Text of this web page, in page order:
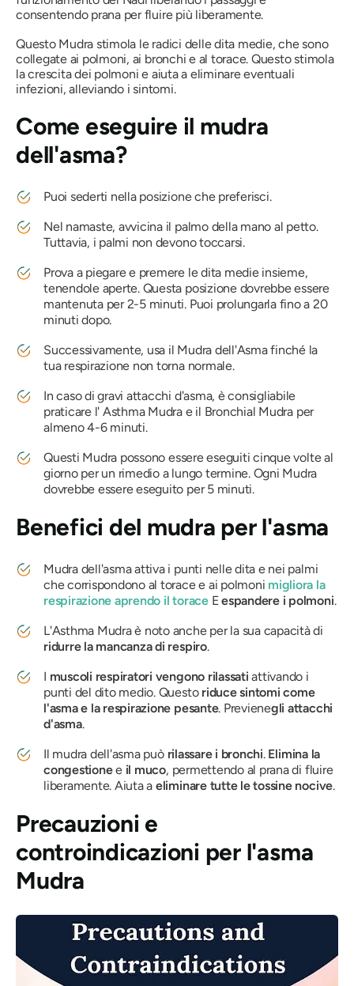
consentendo pranaper fluire più liberamente.
Questo Mudra stimola le radici delle dita medie, che sono
collegate ai polmoni, ai bronchi e al torace. Questo stimola
la crescita dei polmoni e aiuta a eliminare eventuali
infezioni, alleviando i sintomi.
Come eseguire il mudra
dell'asma?
Puoi sederti nella posizione che preferisci.
Nel namaste, avvicina il palmo della mano al petto.
Tuttavia, i palmi non devono toccarsi.
Prova a piegare e premere le dita medie insieme,
tenendole aperte. Questa posizione dovrebbe essere
mantenuta per 2-5 minuti. Puoi prolungarla fino a 20
minuti dopo.
Successivamente, usa il Mudra dell'Asmafinché la
tua respirazione non torna normale.
In caso di gravi attacchi d'asma, è consigliabile
praticare l' Asthma Mudra e il Bronchial Mudra per
almeno 4-6 minuti.
Questi Mudra possono essere eseguiti cinque volte al
giorno per un rimedio a lungo termine. Ogni Mudra
dovrebbe essere eseguito per 5 minuti.
Benefici del mudra per l'asma
Mudra dell'asmaattiva i punti nelle dita e nei palmi
che corrispondono al torace e ai polmoni migliora la
respirazione aprendo il toraceEespandere i polmoni.
L'Asthma Mudraè noto anche per la sua capacità di
ridurre la mancanza di respiro.
I muscoli respiratori vengono rilassati attivando i
punti del dito medio. Questo riduce sintomi come
l'asma e la respirazione pesante. Previenegli attacchi
d'asma.
Il mudra dell'asmapuò rilassare i bronchi. Elimina la
congestionee il muco, permettendo al pranadi fluire
liberamente. Aiuta a eliminare tutte le tossine nocive.
Precauzioni e
controindicazioni per l'asma
Mudra